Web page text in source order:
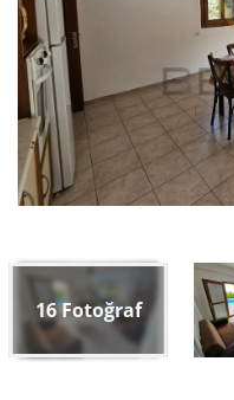
16Fotoğraf